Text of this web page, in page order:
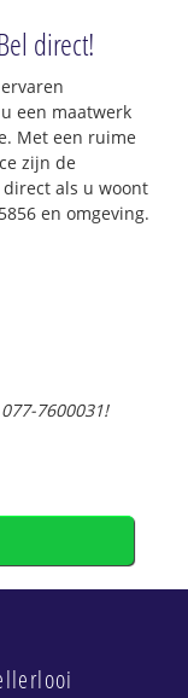
direct!
een maatwerk
Met een ruime
zijn de
als u woont
en omgeving.
7600031!